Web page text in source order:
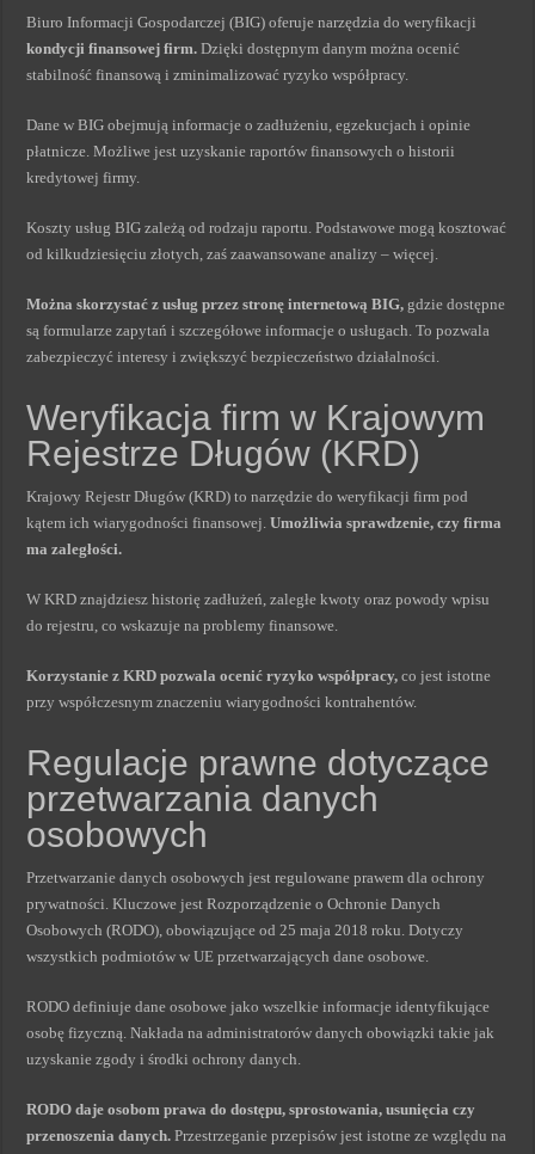
Biuro Informacji Gospodarczej (BIG) oferuje narzędzia do weryfikacji
kondycji finansowej firm. Dzięki dostępnym danym można ocenić
stabilność finansową i zminimalizować ryzyko współpracy.
Dane w BIG obejmują informacje o zadłużeniu, egzekucjach i opinie
płatnicze. Możliwe jest uzyskanie raportów finansowych o historii
kredytowej firmy.
Koszty usług BIG zależą od rodzaju raportu. Podstawowe mogą kosztować
od kilkudziesięciu złotych, zaś zaawansowane analizy – więcej.
Można skorzystać z usług przez stronę internetową BIG, gdzie dostępne
są formularze zapytań i szczegółowe informacje o usługach. To pozwala
zabezpieczyć interesy i zwiększyć bezpieczeństwo działalności.
Weryfikacja firm w Krajowym
Rejestrze Długów (KRD)
Krajowy Rejestr Długów (KRD) to narzędzie do weryfikacji firm pod
kątem ich wiarygodności finansowej.Umożliwia sprawdzenie, czy firma
ma zaległości.
W KRD znajdziesz historię zadłużeń, zaległe kwoty oraz powody wpisu
do rejestru, co wskazuje na problemy finansowe.
Korzystanie z KRD pozwala ocenić ryzyko współpracy, co jest istotne
przy współczesnym znaczeniu wiarygodności kontrahentów.
Regulacje prawne dotyczące
przetwarzania danych
osobowych
Przetwarzanie danych osobowych jest regulowane prawem dla ochrony
prywatności. Kluczowe jest Rozporządzenie o Ochronie Danych
Osobowych (RODO), obowiązujące od 25 maja 2018 roku. Dotyczy
wszystkich podmiotów w UE przetwarzających dane osobowe.
RODO definiuje dane osobowe jako wszelkie informacje identyfikujące
osobę fizyczną. Nakłada na administratorów danych obowiązki takie jak
uzyskanie zgody i środki ochrony danych.
RODO daje osobom prawa do dostępu, sprostowania, usunięcia czy
przenoszenia danych. Przestrzeganie przepisów jest istotne ze względu na